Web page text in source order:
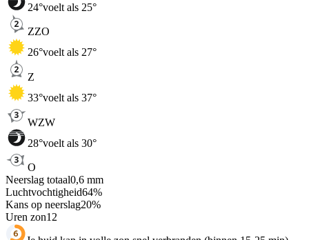
24°voelt als 25°
ZZO
26°voelt als 27°
Z
33°voelt als 37°
WZW
28°voelt als 30°
O
Neerslag totaal0,6 mm
Luchtvochtigheid64%
Kans op neerslag20%
Uren zon12